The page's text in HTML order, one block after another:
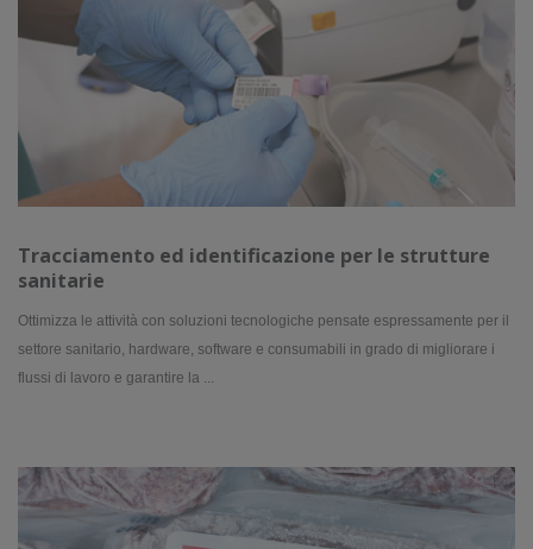
Tracciamento ed identificazione per le strutture
sanitarie
Ottimizza le attività con soluzioni tecnologiche pensate espressamente per il
settore sanitario, hardware, software e consumabili in grado di migliorare i
flussi di lavoro e garantire la ...